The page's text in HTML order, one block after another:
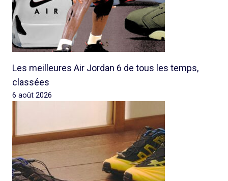
Les meilleures Air Jordan 6 de tous les temps,
classées
6 août 2026